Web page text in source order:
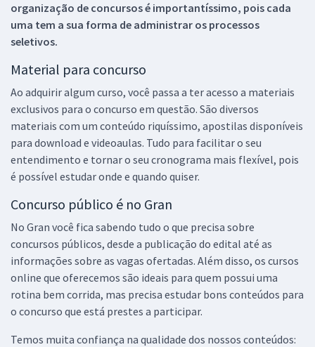
organização de concursos é importantíssimo, pois cada
uma tem a sua forma de administrar os processos
seletivos.
Material para concurso
Ao adquirir algum curso, você passa a ter acesso a materiais
exclusivos para o concurso em questão. São diversos
materiais com um conteúdo riquíssimo, apostilas disponíveis
para download e videoaulas. Tudo para facilitar o seu
entendimento e tornar o seu cronograma mais flexível, pois
é possível estudar onde e quando quiser.
Concurso público é no Gran
No Gran você fica sabendo tudo o que precisa sobre
concursos públicos, desde a publicação do edital até as
informações sobre as vagas ofertadas. Além disso, os cursos
online que oferecemos são ideais para quem possui uma
rotina bem corrida, mas precisa estudar bons conteúdos para
o concurso que está prestes a participar.
Temos muita confiança na qualidade dos nossos conteúdos: